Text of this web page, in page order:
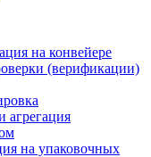
на конвейере
(верификации)
агрегация
на упаковочных